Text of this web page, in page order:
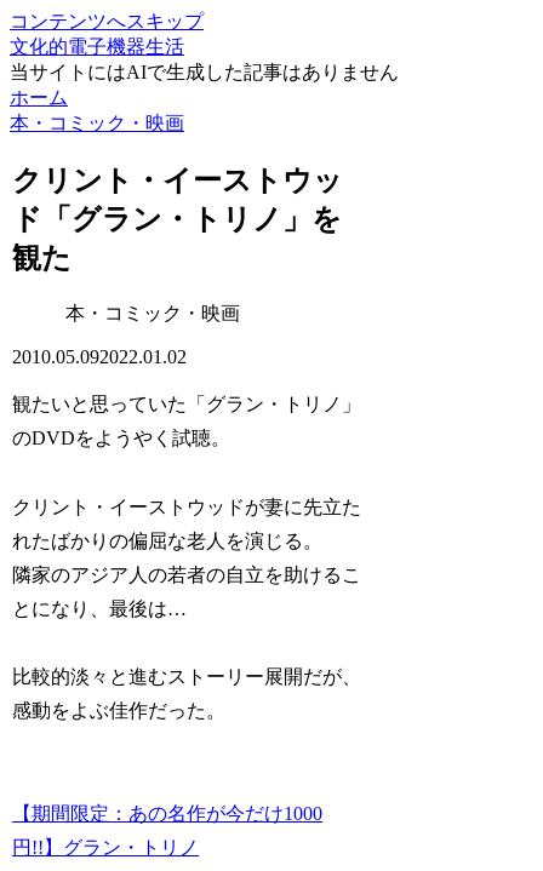
コンテンツへスキップ
文化的電子機器生活
当サイトにはAIで生成した記事はありません
ホーム
本・コミック・映画
クリント・イーストウッ
ド「グラン・トリノ」を
観た
本・コミック・映画
2010.05.092022.01.02
観たいと思っていた「グラン・トリノ」
のDVDをようやく試聴。
クリント・イーストウッドが妻に先立た
れたばかりの偏屈な老人を演じる。
隣家のアジア人の若者の自立を助けるこ
とになり、最後は…
比較的淡々と進むストーリー展開だが、
感動をよぶ佳作だった。
【期間限定：あの名作が今だけ1000
円!!】グラン・トリノ